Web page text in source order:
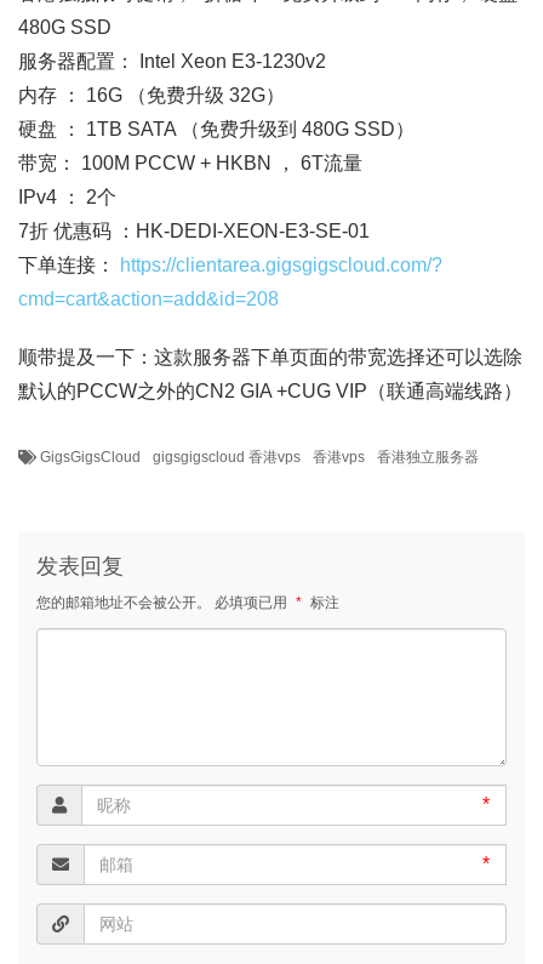
480G SSD
服务器配置： Intel Xeon E3-1230v2
内存 ： 16G （免费升级 32G）
硬盘 ： 1TB SATA （免费升级到 480G SSD）
带宽： 100M PCCW + HKBN ， 6T流量
IPv4 ： 2个
7折 优惠码 ：HK-DEDI-XEON-E3-SE-01
下单连接：
https://clientarea.gigsgigscloud.com/?
cmd=cart&action=add&id=208
顺带提及一下：这款服务器下单页面的带宽选择还可以选除
默认的PCCW之外的CN2 GIA +CUG VIP（联通高端线路）
GigsGigsCloud gigsgigscloud 香港vps 香港vps 香港独立服务器
发表回复
您的邮箱地址不会被公开。 必填项已用 * 标注
*
*